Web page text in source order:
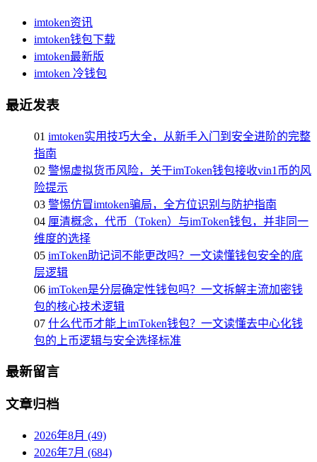
imtoken资讯
imtoken钱包下载
imtoken最新版
imtoken 冷钱包
最近发表
01 imtoken实用技巧大全，从新手入门到安全进阶的完整
指南
02 警惕虚拟货币风险，关于imToken钱包接收vin1币的风
险提示
03 警惕仿冒imtoken骗局，全方位识别与防护指南
04 厘清概念，代币（Token）与imToken钱包，并非同一
维度的选择
05 imToken助记词不能更改吗？一文读懂钱包安全的底
层逻辑
06 imToken是分层确定性钱包吗？一文拆解主流加密钱
包的核心技术逻辑
07 什么代币才能上imToken钱包？一文读懂去中心化钱
包的上币逻辑与安全选择标准
最新留言
文章归档
2026年8月 (49)
2026年7月 (684)